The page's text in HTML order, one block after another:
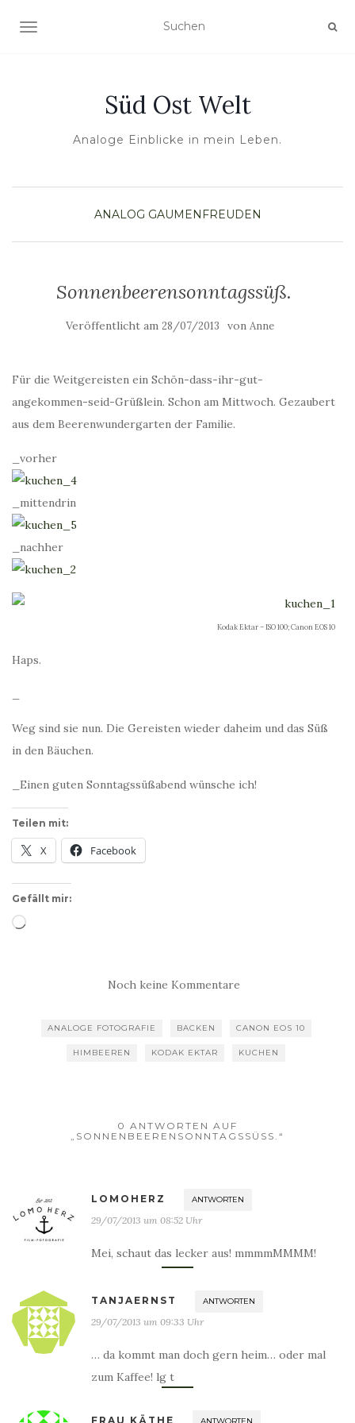
NAVIGATION UMSCHALTEN
Süd Ost Welt
Analoge Einblicke in mein Leben.
ANALOG GAUMENFREUDEN
Sonnenbeerensonntagssüß.
Veröffentlicht am 28/07/2013 von Anne
Für die Weitgereisten ein Schön-dass-ihr-gut-
angekommen-seid-Grüßlein. Schon am Mittwoch. Gezaubert
aus dem Beerenwundergarten der Familie.
_vorher
_mittendrin
_nachher
Kodak Ektar – ISO 100; Canon EOS 10
Haps.
Weg sind sie nun. Die Gereisten wieder daheim und das Süß
in den Bäuchen.
_Einen guten Sonntagssüßabend wünsche ich!
Teilen mit:
X Facebook
Gefällt mir:
Wird
Noch keine Kommentare
ANALOGE FOTOGRAFIE BACKEN CANON EOS 10
HIMBEEREN KODAK EKTAR KUCHEN
0 ANTWORTEN AUF
„SONNENBEERENSONNTAGSSÜSS.“
LOMOHERZ ANTWORTEN
29/07/2013 um 08:52 Uhr
Mei, schaut das lecker aus! mmmmMMMM!
TANJAERNST ANTWORTEN
29/07/2013 um 09:33 Uhr
… da kommt man doch gern heim… oder mal
zum Kaffee! lg t
FRAU KÄTHE